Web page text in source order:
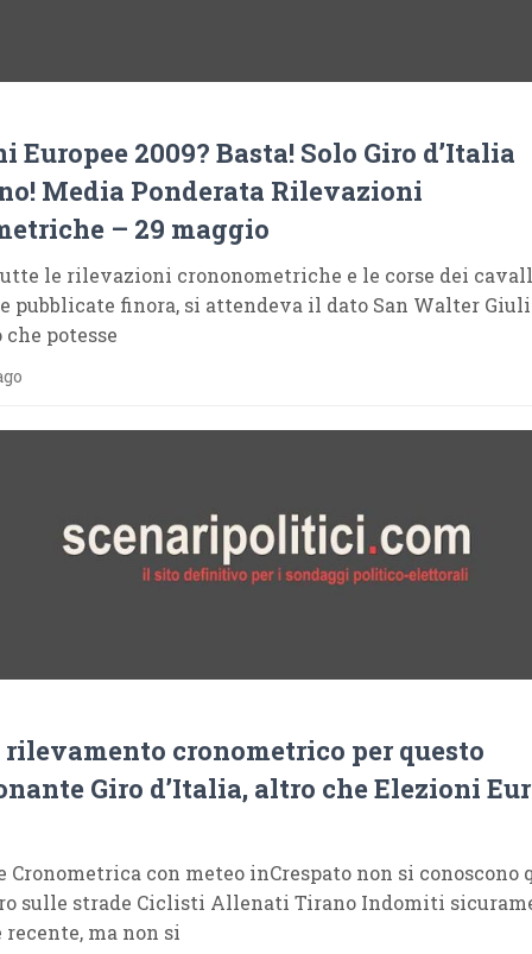
Europee 2009? Basta! Solo Giro d’Italia
Media Ponderata Rilevazioni
– 29 maggio
le rilevazioni crononometriche e le corse dei
pubblicate finora, si attendeva il dato San Walter
che potesse
cronometrico per questo
Giro d’Italia, altro che Elezioni
Cronometrica con meteo inCrespato non si conoscono
sulle strade Ciclisti Allenati Tirano Indomiti
ma non si